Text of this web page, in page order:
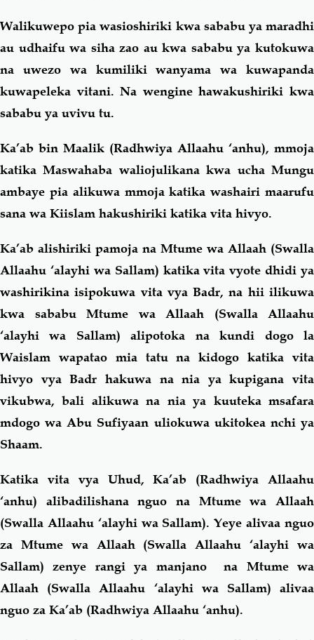
Walikuwepo pia wasioshiriki kwa sababu ya maradhi
au udhaifu wa siha zao au kwa sababu ya kutokuwa
na uwezo wa kumiliki wanyama wa kuwapanda
kuwapeleka vitani. Na wengine hawakushiriki kwa
sababu ya uvivu tu.
Ka’ab bin Maalik (Radhwiya Allaahu ‘anhu), mmoja
katika Maswahaba waliojulikana kwa ucha Mungu
ambaye pia alikuwa mmoja katika washairi maarufu
sana wa Kiislam hakushiriki katika vita hivyo.
Ka’ab alishiriki pamoja na Mtume wa Allaah (Swalla
Allaahu ‘alayhi wa Sallam) katika vita vyote dhidi ya
washirikina isipokuwa vita vya Badr, na hii ilikuwa
kwa sababu Mtume wa Allaah (Swalla Allaahu
‘alayhi wa Sallam) alipotoka na kundi dogo la
Waislam wapatao mia tatu na kidogo katika vita
hivyo vya Badr hakuwa na nia ya kupigana vita
vikubwa, bali alikuwa na nia ya kuuteka msafara
mdogo wa Abu Sufiyaan uliokuwa ukitokea nchi ya
Shaam.
Katika vita vya Uhud, Ka’ab (Radhwiya Allaahu
‘anhu) alibadilishana nguo na Mtume wa Allaah
(Swalla Allaahu ‘alayhi wa Sallam). Yeye alivaa nguo
za Mtume wa Allaah (Swalla Allaahu ‘alayhi wa
Sallam) zenye rangi ya manjano na Mtume wa
Allaah (Swalla Allaahu ‘alayhi wa Sallam) alivaa
nguo za Ka’ab (Radhwiya Allaahu ‘anhu).